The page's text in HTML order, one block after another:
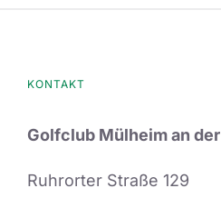
KONTAKT
Golfclub Mülheim an
Ruhrorter Straße 129